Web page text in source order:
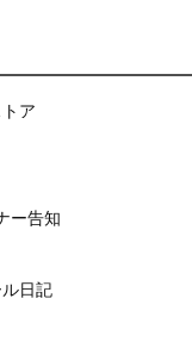
ア
ー告知
日記